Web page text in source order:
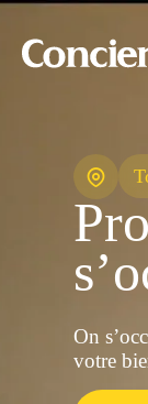
On
votre